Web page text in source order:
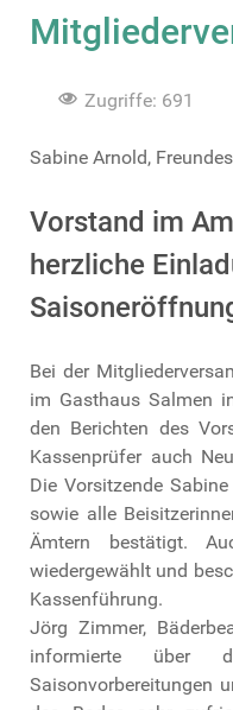
Zugriffe: 691
Sabine Arnold,
Vorstand im
herzliche
Bei der
im Gasthaus Salmen
den Berichten des
Kassenprüfer auch
Die Vorsitzende
sowie alle
Ämtern bestätigt.
wiedergewählt und
Kassenführung.
Jörg Zimmer,
informierte über
Saisonvorbereitungen